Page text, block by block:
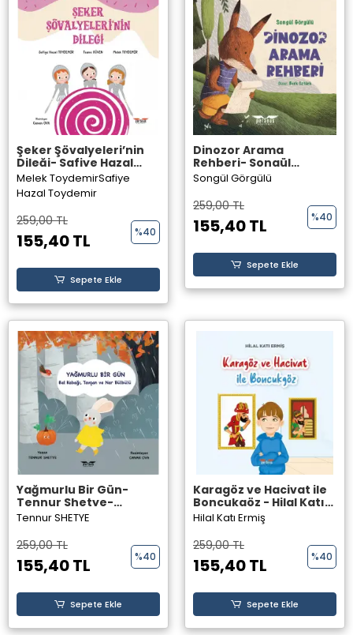
Şeker Şövalyeleri’nin
Dileği- Safiye Hazal
TOYDEMİR, Tuana
GÜVEN, Melek
TOYDEMİR- Perseus
Yayınevi-
Melek ToydemirSafiye
Hazal Toydemir
259,00 TL
155,40 TL %40
Sepete Ekle
Dinozor Arama
Rehberi- Songül
Görgülü- Perseus
Yayınevi-
Songül Görgülü
259,00 TL
155,40 TL %40
Sepete Ekle
Yağmurlu Bir Gün-
Tennur Shetye-
Perseus Yayınevi-
Tennur SHETYE
259,00 TL
155,40 TL %40
Sepete Ekle
Karagöz ve Hacivat ile
Boncukgöz - Hilal Katı
Ermiş - Perseus
Hilal Katı Ermiş
259,00 TL
155,40 TL %40
Sepete Ekle